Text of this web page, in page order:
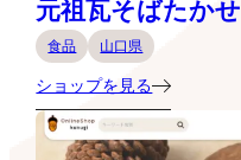
元祖瓦そばたかせ
食品 山口県
ショップを見る